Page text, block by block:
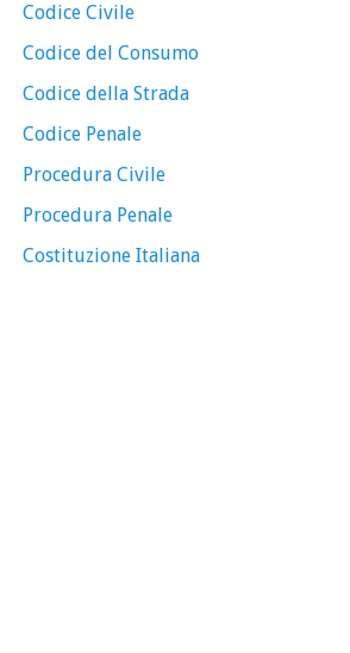
Codice Civile
Codice del Consumo
Codice della Strada
Codice Penale
Procedura Civile
Procedura Penale
Costituzione Italiana